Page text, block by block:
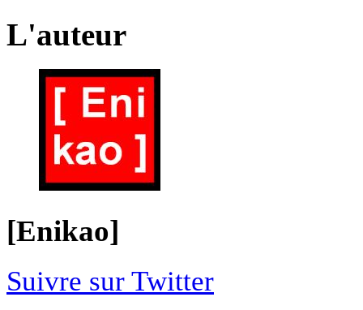
L'auteur
[Enikao]
Suivre sur Twitter